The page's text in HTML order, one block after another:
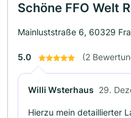
Schöne FFO Welt
Mainluststraße 6, 60329
5.0 (2
Willi Wsterhaus 29.
Hierzu mein detaillierter